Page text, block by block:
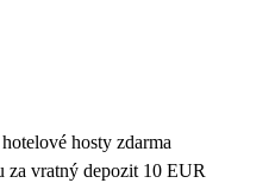
hosty zdarma
za vratný depozit 10 EUR